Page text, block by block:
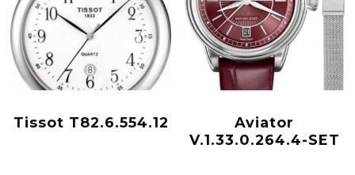
Tissot T82.6.554.12
Aviator
V.1.33.0.264.4-SET